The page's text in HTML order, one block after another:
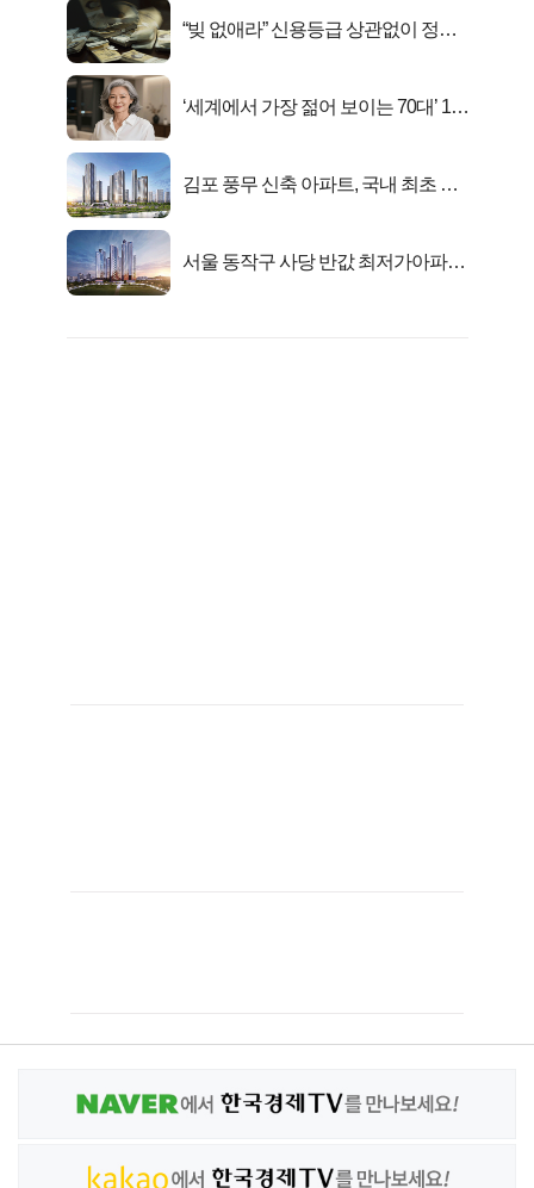
“빚 없애라” 신용등급 상관없이 정부
‘세계에서 가장 젊어 보이는 70대’ 1위
김포 풍무 신축 아파트, 국내 최초 반
서울 동작구 사당 반값 최저가아파트